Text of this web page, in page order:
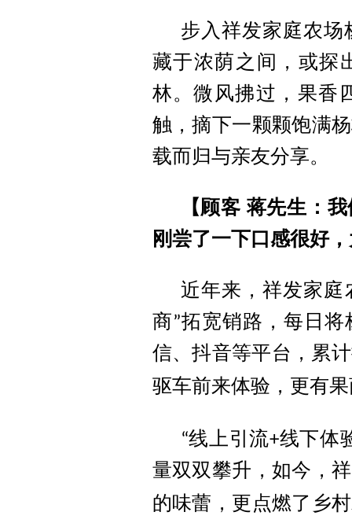
步入祥发家庭农
藏于浓荫之间，或探
林。微风拂过，果香
触，摘下一颗颗饱满
载而归与亲友分享。
【顾客 蒋先生：
刚尝了一下口感很好
近年来，祥发家
商”拓宽销路 ， 每日将
信、抖音等平台，累
驱车前来体验，更有
“线上引流+线下体
量双双攀升 ， 如今，
的味蕾，更点燃了乡